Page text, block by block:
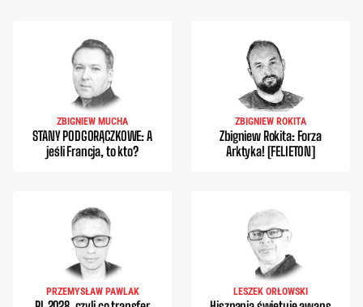
ZBIGNIEW MUCHA
STANY PODGORĄCZKOWE: A
jeśli Francja, to kto?
ZBIGNIEW ROKITA
Zbigniew Rokita: Forza
Arktyka! [FELIETON]
PRZEMYSŁAW PAWLAK LESZEK ORŁOWSKI